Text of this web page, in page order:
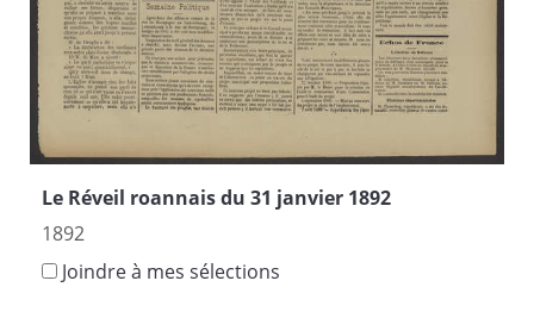
Le Réveil roannais du 31 janvier 1892
1892
Joindre à mes sélections